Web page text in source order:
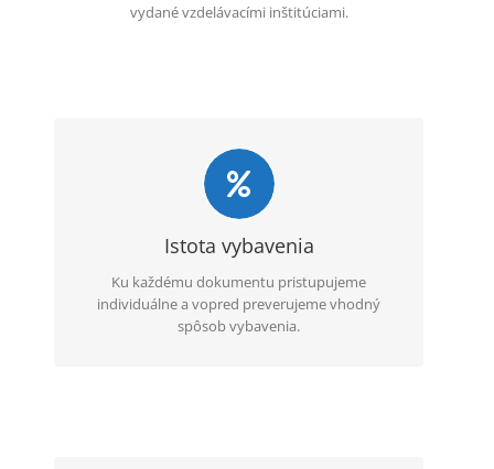
vydané vzdelávacími inštitúciami.
Istota vybavenia
Ku každému dokumentu pristupujeme
individuálne a vopred preverujeme vhodný
spôsob vybavenia.
Overený postup
Klientov informujeme o predpokladanom trvaní
služby a priebežne sledujeme stav spracovania.